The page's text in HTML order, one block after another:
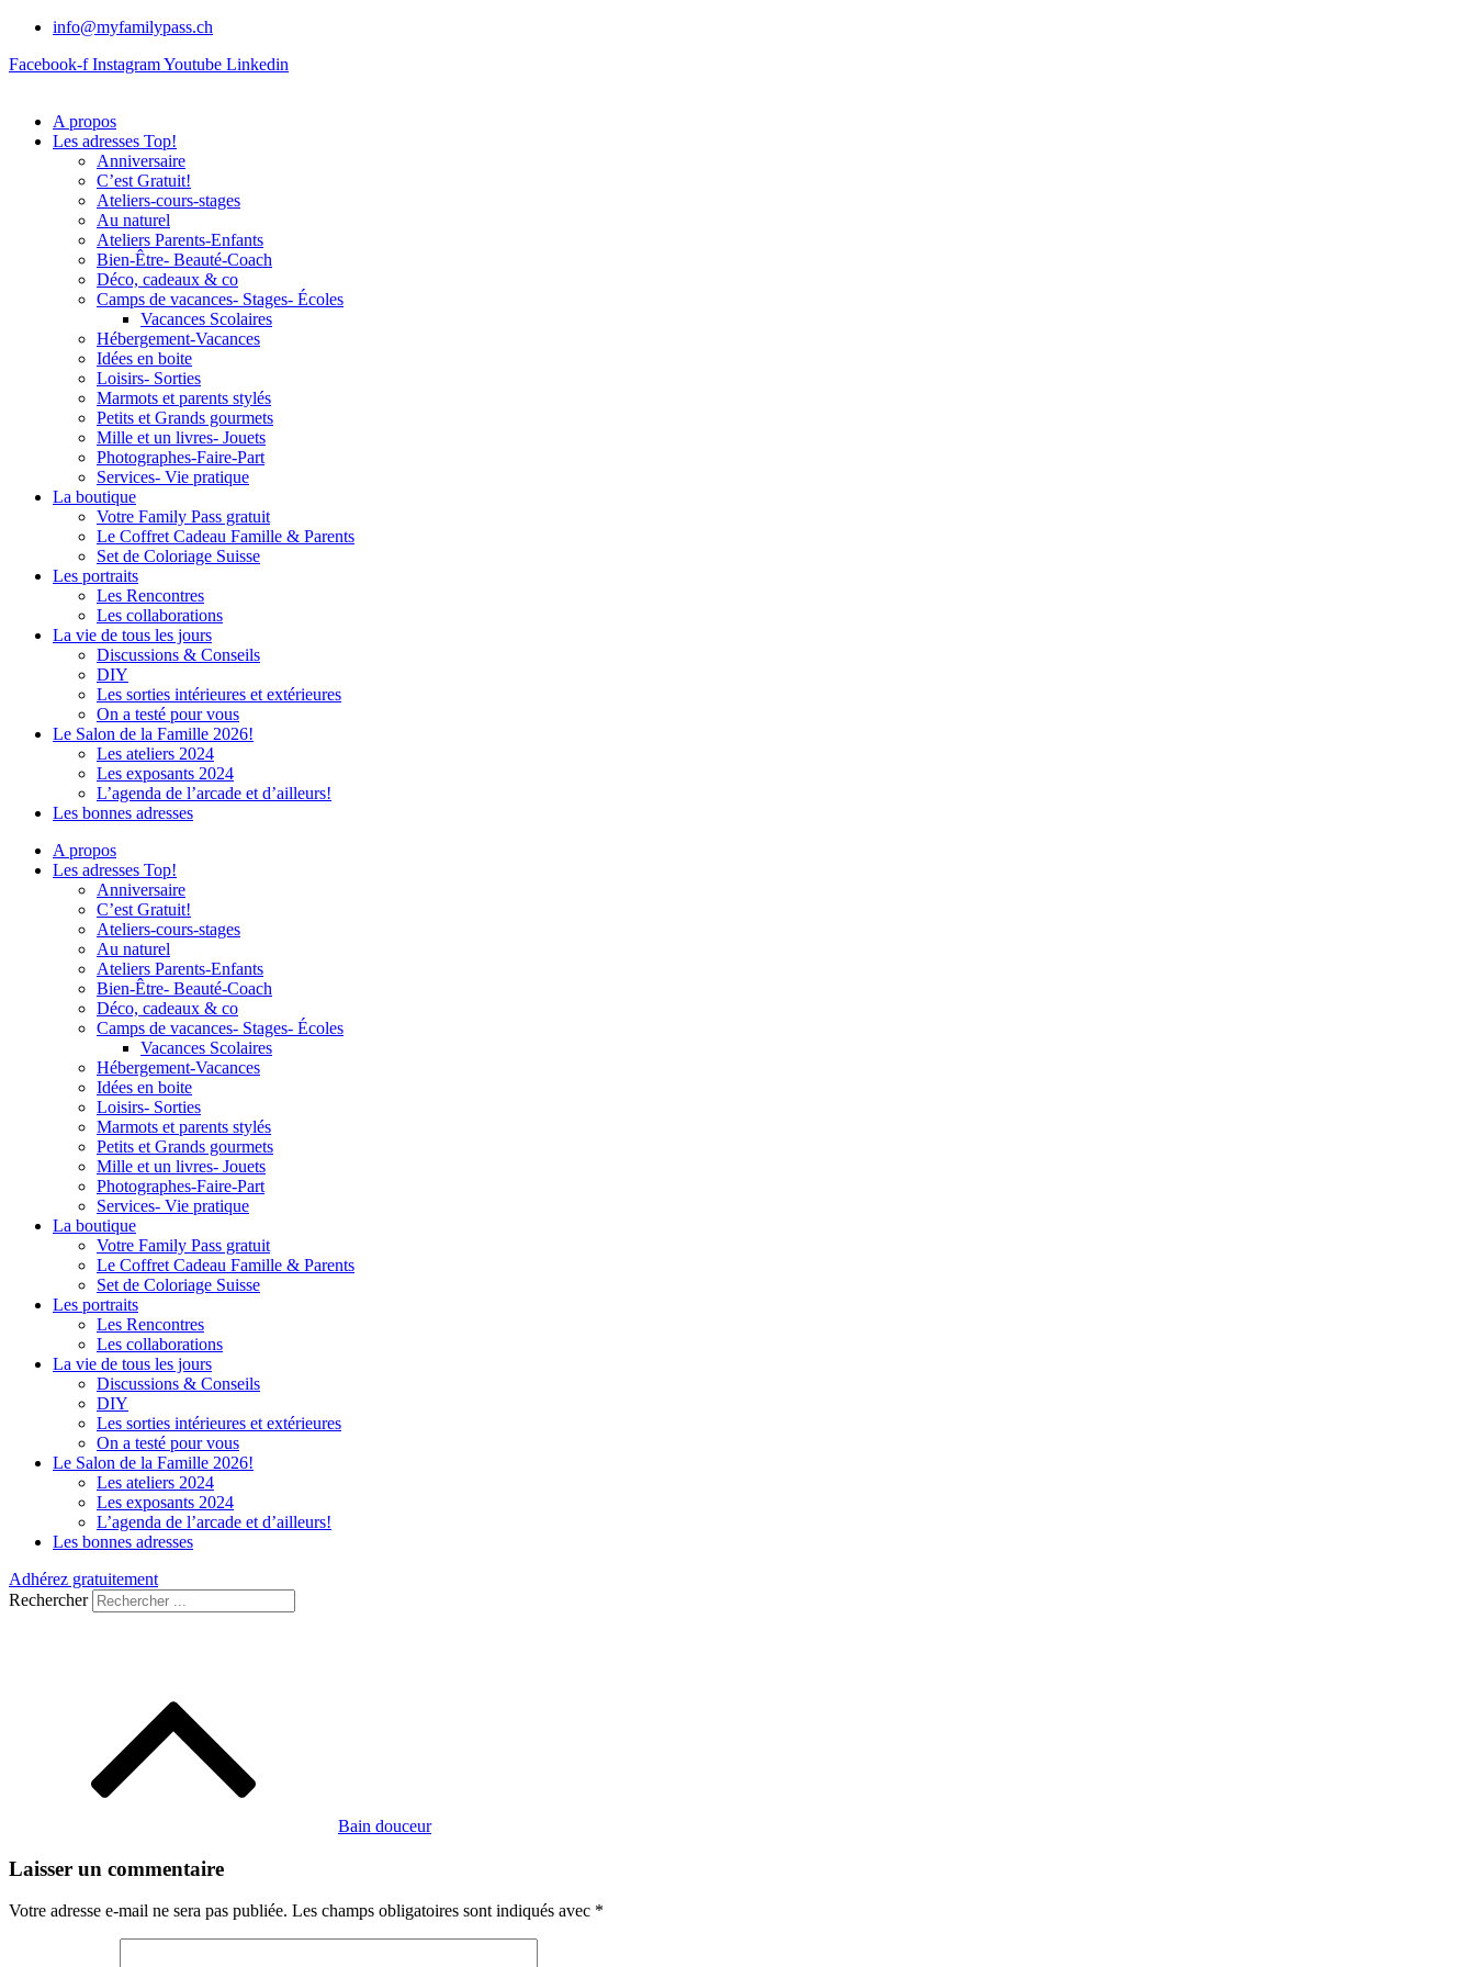
info@myfamilypass.ch
Facebook-f InstagramYoutube Linkedin
A propos
Les adresses Top!
Anniversaire
C’est Gratuit!
Ateliers-cours-stages
Au naturel
Ateliers Parents-Enfants
Bien-Être- Beauté-Coach
Déco, cadeaux & co
Camps de vacances- Stages- Écoles
Vacances Scolaires
Hébergement-Vacances
Idées en boite
Loisirs- Sorties
Marmots et parents stylés
Petits et Grands gourmets
Mille et un livres- Jouets
Photographes-Faire-Part
Services- Vie pratique
La boutique
Votre Family Pass gratuit
Le Coffret Cadeau Famille & Parents
Set de Coloriage Suisse
Les portraits
Les Rencontres
Les collaborations
La vie de tous les jours
Discussions & Conseils
DIY
Les sorties intérieures et extérieures
On a testé pour vous
Le Salon de la Famille 2026!
Les ateliers 2024
Les exposants 2024
L’agenda de l’arcade et d’ailleurs!
Les bonnes adresses
A propos
Les adresses Top!
Anniversaire
C’est Gratuit!
Ateliers-cours-stages
Au naturel
Ateliers Parents-Enfants
Bien-Être- Beauté-Coach
Déco, cadeaux & co
Camps de vacances- Stages- Écoles
Vacances Scolaires
Hébergement-Vacances
Idées en boite
Loisirs- Sorties
Marmots et parents stylés
Petits et Grands gourmets
Mille et un livres- Jouets
Photographes-Faire-Part
Services- Vie pratique
La boutique
Votre Family Pass gratuit
Le Coffret Cadeau Famille & Parents
Set de Coloriage Suisse
Les portraits
Les Rencontres
Les collaborations
La vie de tous les jours
Discussions & Conseils
DIY
Les sorties intérieures et extérieures
On a testé pour vous
Le Salon de la Famille 2026!
Les ateliers 2024
Les exposants 2024
L’agenda de l’arcade et d’ailleurs!
Les bonnes adresses
Adhérez gratuitement
Rechercher
Bain douceur
Laisser un commentaire
Votre adresse e-mail ne sera pas publiée. Les champs obligatoires sont indiqués avec *